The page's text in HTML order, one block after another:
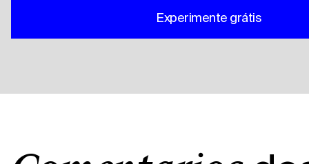
Experimente grátis